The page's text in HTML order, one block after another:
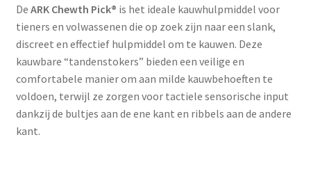
De ARK Chewth Pick® is het ideale kauwhulpmiddel voor
tieners en volwassenen die op zoek zijn naar een slank,
discreet en effectief hulpmiddel om te kauwen. Deze
kauwbare “tandenstokers” bieden een veilige en
comfortabele manier om aan milde kauwbehoeften te
voldoen, terwijl ze zorgen voor tactiele sensorische input
dankzij de bultjes aan de ene kant en ribbels aan de andere
kant.